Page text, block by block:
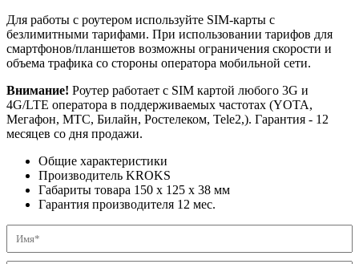
Для работы с роутером используйте SIM-карты с
безлимитными тарифами. При использовании тарифов для
смартфонов/планшетов возможны ограничения скорости и
объема трафика со стороны оператора мобильной сети.
Внимание! Роутер работает с SIM картой любого 3G и
4G/LTE оператора в поддерживаемых частотах (YOTA,
Мегафон, МТС, Билайн, Ростелеком, Tele2,). Гарантия - 12
месяцев со дня продажи.
Общие характеристики
Производитель KROKS
Габариты товара 150 x 125 x 38 мм
Гарантия производителя 12 мес.